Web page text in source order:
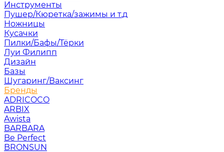
Инструменты
Пушер/Кюретка/зажимы и т.д
Ножницы
Кусачки
Пилки/Бафы/Тёрки
Луи Филипп
Дизайн
Базы
Шугаринг/Ваксинг
Бренды
ADRICOCO
ARBIX
Awista
BARBARA
Be Perfect
BRONSUN